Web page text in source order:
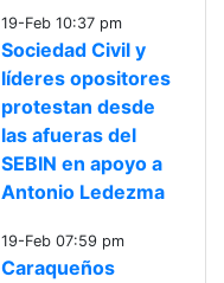
19-Feb 10:37 pm
Sociedad Civil y
líderes opositores
protestan desde
las afueras del
SEBIN en apoyo a
Antonio Ledezma
19-Feb 07:59 pm
Caraqueños